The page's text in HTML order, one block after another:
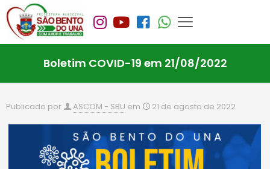
Boletim COVID-19 em 21/08/2022
Publicado por ASCOM - SBU em 21 de agosto de 2022